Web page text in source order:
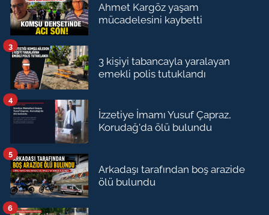
Ahmet Kargöz yaşam
mücadelesini kaybetti
3 kişiyi tabancayla yaralayan
emekli polis tutuklandı
3
İzzetiye İmamı Yusuf Çapraz,
Korudağ'da ölü bulundu
4
Arkadaşı tarafından boş arazide
ölü bulundu
5
6